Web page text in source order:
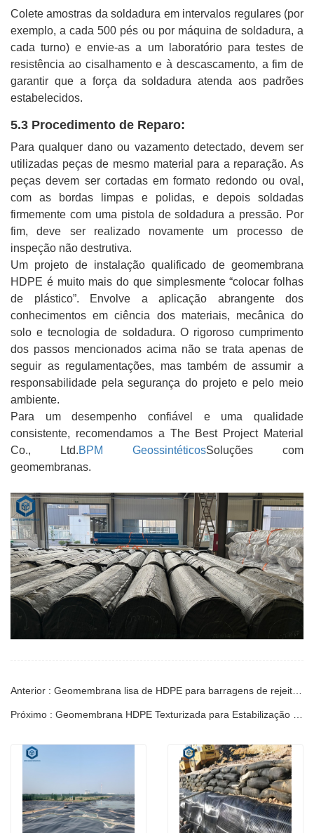
Colete amostras da soldadura em intervalos regulares (por
exemplo, a cada 500 pés ou por máquina de soldadura, a
cada turno) e envie-as a um laboratório para testes de
resistência ao cisalhamento e à descascamento, a fim de
garantir que a força da soldadura atenda aos padrões
estabelecidos.
5.3 Procedimento de Reparo:
Para qualquer dano ou vazamento detectado, devem ser
utilizadas peças de mesmo material para a reparação. As
peças devem ser cortadas em formato redondo ou oval,
com as bordas limpas e polidas, e depois soldadas
firmemente com uma pistola de soldadura a pressão. Por
fim, deve ser realizado novamente um processo de
inspeção não destrutiva.
Um projeto de instalação qualificado de geomembrana
HDPE é muito mais do que simplesmente “colocar folhas
de plástico”. Envolve a aplicação abrangente dos
conhecimentos em ciência dos materiais, mecânica do
solo e tecnologia de soldadura. O rigoroso cumprimento
dos passos mencionados acima não se trata apenas de
seguir as regulamentações, mas também de assumir a
responsabilidade pela segurança do projeto e pelo meio
ambiente.
Para um desempenho confiável e uma qualidade
consistente, recomendamos a The Best Project Material
Co., Ltd.BPM GeossintéticosSoluções com
geomembranas.